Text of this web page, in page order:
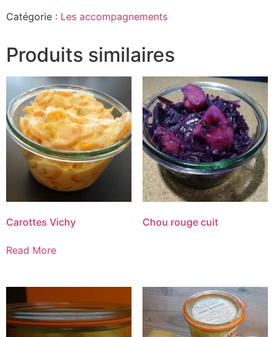
Catégorie : Les accompagnements
Produits similaires
Carottes Vichy
Read More
Chou rouge cuit